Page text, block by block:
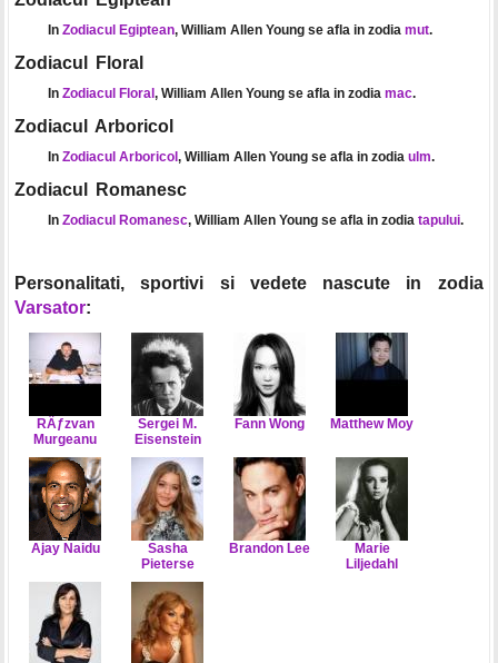
In Zodiacul Egiptean, William Allen Young se afla in zodia mut.
Zodiacul Floral
In Zodiacul Floral, William Allen Young se afla in zodia mac.
Zodiacul Arboricol
In Zodiacul Arboricol, William Allen Young se afla in zodia ulm.
Zodiacul Romanesc
In Zodiacul Romanesc, William Allen Young se afla in zodia tapului.
Personalitati, sportivi si vedete nascute in zodia
Varsator:
RÄƒzvan
Murgeanu
Sergei M.
Eisenstein
Fann Wong Matthew Moy
Ajay Naidu
Sasha
Pieterse
Brandon Lee
Marie
Liljedahl